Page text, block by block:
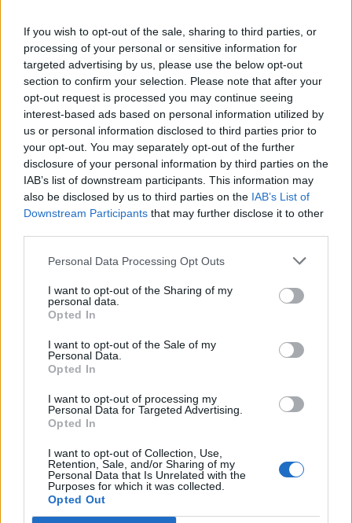
If you wish to opt-out of the sale, sharing to third parties, or
processing of your personal or sensitive information for
targeted advertising by us, please use the below opt-out
section to confirm your selection. Please note that after your
opt-out request is processed you may continue seeing
interest-based ads based on personal information utilized by
us or personal information disclosed to third parties prior to
your opt-out. You may separately opt-out of the further
disclosure of your personal information by third parties on the
IAB’s list of downstream participants. This information may
also be disclosed by us to third parties on the IAB’s List of
Downstream Participants that may further disclose it to other
Personal Data Processing Opt Outs
I want to opt-out of the Sharing of my
personal data.
Opted In
I want to opt-out of the Sale of my
Personal Data.
Opted In
I want to opt-out of processing my
Personal Data for Targeted Advertising.
Opted In
I want to opt-out of Collection, Use,
Retention, Sale, and/or Sharing of my
Personal Data that Is Unrelated with the
Purposes for which it was collected.
Opted Out
από τον e-ΕΦΚΑ και τη ΔΥΠΑ έως τις 14 Αυγούστου
08/08/2026 - 12:58 ΟΙΚΟΝΟΜΙΑ
Οι Hamilton Reserve Bank και SEE Capital
Hamilton Ltd. συνάπτουν συμφωνία υπηρεσιών
μάρκετινγκ
08/08/2026 - 13:44 ΕΠΙΧΕΙΡΗΣΕΙΣ
Χρηματιστήριο Αθηνών: Εβδομαδιαία άνοδος
1,76%, κέρδη 23,31% από τις αρχές του έτους
08/08/2026 - 12:36 ΟΙΚΟΝΟΜΙΑ
08/08/2026 - 12:12 ΛΙΑΝΕΜΠΟΡΙΟ
Health Monitoring: Η εθνική υποδομή για την
αξιοποίηση των δεδομένων υγείας προς όφελος
08/08/2026 - 11:48 ΥΓΕΙΑ
ευρώ ανοίγει δρόμο για δάνεια έως 5 δισ. σε
μικρομεσαίες
5G παντού, 6G στον ορίζοντα: Πού βρίσκεται η
Ελλάδα στη μεγάλη τεχνολογική μετάβαση
08/08/2026 - 10:54
ΟΛΕΣ ΟΙ ΕΙΔΗΣΕΙΣ